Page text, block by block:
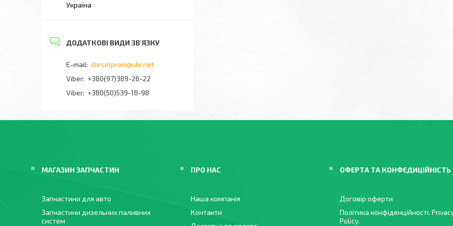
Україна
dieselprom@ukr.net
+380(97)389-26-22
Viber +380(50)539-18-98
МАГАЗИН ЗАПЧАСТИН
Запчастини для авто
Запчастини дизельних паливних
систем
ПРО НАС
Наша компанія
Контакти
ОФЕРТА ТА КОНФЕДИЦІЙНІСТЬ
Договір оферти
Політика конфіденційності.
Policy.